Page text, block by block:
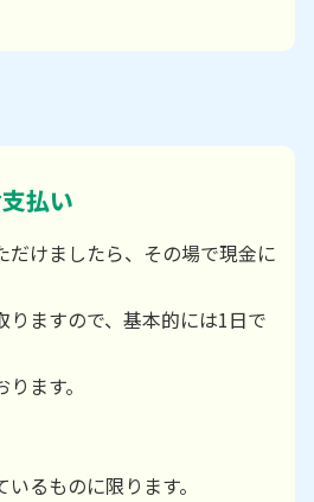
払い
だけましたら、その場で現金に
りますので、基本的には1日で
ます。
るものに限ります。